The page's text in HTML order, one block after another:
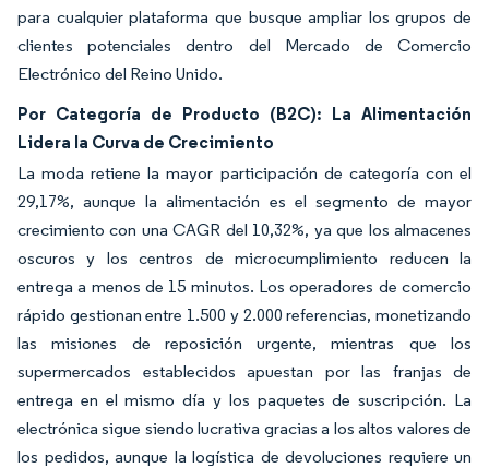
para cualquier plataforma que busque ampliar los grupos de
clientes potenciales dentro del Mercado de Comercio
Electrónico del Reino Unido.
Por Categoría de Producto (B2C): La Alimentación
Lidera la Curva de Crecimiento
La moda retiene la mayor participación de categoría con el
29,17%, aunque la alimentación es el segmento de mayor
crecimiento con una CAGR del 10,32%, ya que los almacenes
oscuros y los centros de microcumplimiento reducen la
entrega a menos de 15 minutos. Los operadores de comercio
rápido gestionan entre 1.500 y 2.000 referencias, monetizando
las misiones de reposición urgente, mientras que los
supermercados establecidos apuestan por las franjas de
entrega en el mismo día y los paquetes de suscripción. La
electrónica sigue siendo lucrativa gracias a los altos valores de
los pedidos, aunque la logística de devoluciones requiere un